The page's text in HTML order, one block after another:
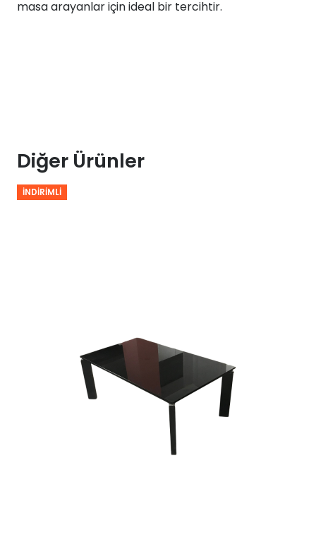
masa arayanlar için ideal bir tercihtir.
Diğer Ürünler
İNDIRIMLI